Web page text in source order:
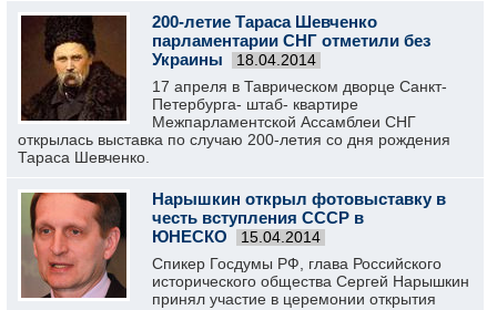
200-летие Тараса Шевченко
парламентарии СНГ отметили без
Украины
18.04.2014
17 апреля в Таврическом дворце Санкт-
Петербурга- штаб- квартире
Межпарламентской Ассамблеи СНГ
открылась выставка по случаю 200-летия со дня рождения
Тараса Шевченко.
Нарышкин открыл фотовыставку в
честь вступления СССР в
ЮНЕСКО
15.04.2014
Спикер Госдумы РФ, глава Российского
исторического общества Сергей Нарышкин
принял участие в церемонии открытия